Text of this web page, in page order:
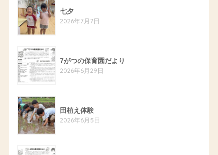
七夕
2026年7月7日
7がつの保育園だより
2026年6月29日
田植え体験
2026年6月5日